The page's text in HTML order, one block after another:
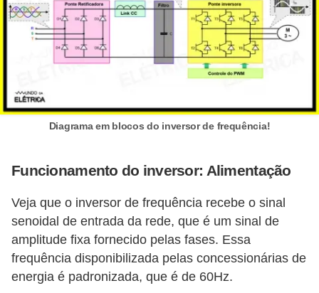
Diagrama em blocos do inversor de frequência!
Funcionamento do inversor: Alimentação
Veja que o inversor de frequência recebe o sinal
senoidal de entrada da rede, que é um sinal de
amplitude fixa fornecido pelas fases. Essa
frequência disponibilizada pelas concessionárias de
energia é padronizada, que é de 60Hz.
m
o
l
e
c
i
d
a